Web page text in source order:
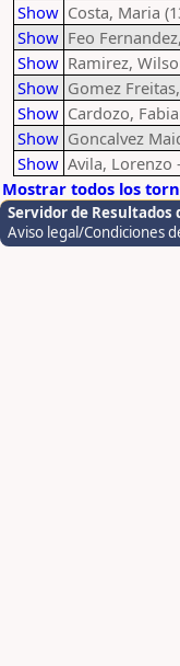
Show Costa, Maria
Show Feo
Show Ramirez,
Show Gomez
Show Cardozo,
Show Goncalvez
Show Avila, Lorenzo
Mostrar todos los
Servidor de Resultados
Aviso legal/Condiciones